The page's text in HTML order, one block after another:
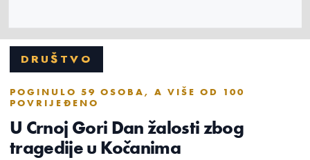
DRUŠTVO
POGINULO 59 OSOBA, A VIŠE OD 100
POVRIJEĐENO
U Crnoj Gori Dan žalosti zbog
tragedije u Kočanima